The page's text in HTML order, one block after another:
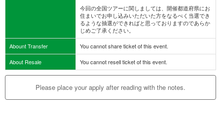
今回の全国ツアーに関しましては、開催都道府県にお
住まいでお申し込みいただいた方をなるべく当選でき
るような抽選ができればと思っておりますのであらか
じめご了承ください。
Abount Transfer
You cannot share ticket of this event.
About Resale
You cannot resell ticket of this event.
Please place your apply after reading with the notes.